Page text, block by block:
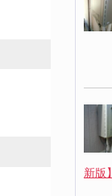
新版】